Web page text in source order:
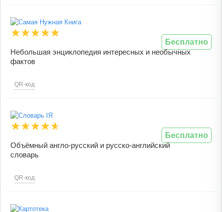
Небольшая энциклопедия интересных и необычных
фактов
QR-код
Бесплатно
Объёмный англо-русский и русско-английский
словарь
QR-код
Бесплатно